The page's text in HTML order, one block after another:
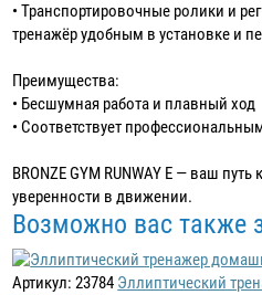
• Транспортировочные ролики и
тренажёр удобным в установке и
Преимущества:
• Бесшумная работа и плавный ход
• Соответствует
BRONZE GYM RUNWAY E — ваш
уверенности в движении.
Возможно вас также
Артикул: 23784 Эллиптический